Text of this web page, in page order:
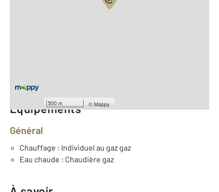
500 m ©Mappy
Équipements
Général
Chauffage : Individuel au gaz gaz
Eau chaude : Chaudière gaz